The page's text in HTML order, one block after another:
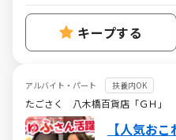
キープする
アルバイト・パート 扶養内OK
たごさく 八木橋百貨店「ＧＨ」
【人気お